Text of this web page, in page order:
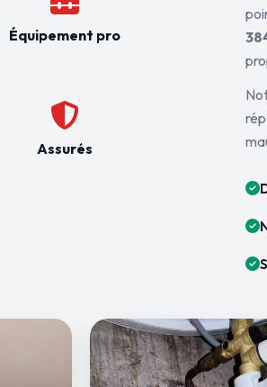
Équipement pro
Assurés